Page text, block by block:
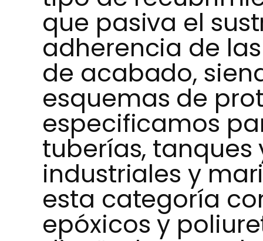
que pasiva el
adherencia de
de acabado,
esquemas de
especificamos
tuberías,
industriales y
esta categoría
epóxicos y